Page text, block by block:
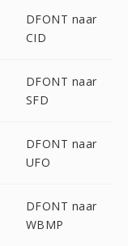
DFONT naar
CID
DFONT naar
SFD
DFONT naar
UFO
DFONT naar
WBMP